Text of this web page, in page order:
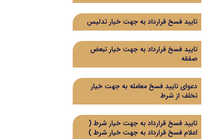
تایید فسخ قرارداد به جهت خیار تدلیس
تایید فسخ قرارداد به جهت خیار تبعض
صفقه
دعوای تایید فسخ معامله به جهت خیار
تخلف از شرط
تایید فسخ قرارداد به جهت خیار شرط (
اعلام فسخ قرارداد به جهت خیار شرط )